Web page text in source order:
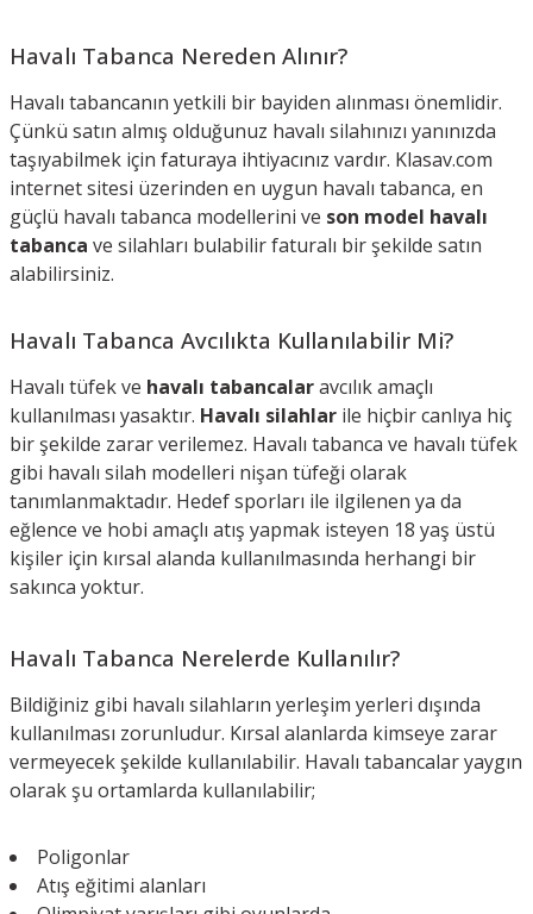
Havalı Tabanca Nereden Alınır?
Havalı tabancanın yetkili bir bayiden alınması önemlidir.
Çünkü satın almış olduğunuz havalı silahınızı yanınızda
taşıyabilmek için faturaya ihtiyacınız vardır. Klasav.com
internet sitesi üzerinden en uygun havalı tabanca, en
güçlü havalı tabanca modellerini ve son model havalı
tabanca ve silahları bulabilir faturalı bir şekilde satın
alabilirsiniz.
Havalı Tabanca Avcılıkta Kullanılabilir Mi?
Havalı tüfek ve havalı tabancalaravcılık amaçlı
kullanılması yasaktır. Havalı silahlar ile hiçbir canlıya hiç
bir şekilde zarar verilemez. Havalı tabanca ve havalı tüfek
gibi havalı silah modelleri nişan tüfeği olarak
tanımlanmaktadır. Hedef sporları ile ilgilenen ya da
eğlence ve hobi amaçlı atış yapmak isteyen 18 yaş üstü
kişiler için kırsal alanda kullanılmasında herhangi bir
sakınca yoktur.
Havalı Tabanca Nerelerde Kullanılır?
Bildiğiniz gibi havalı silahların yerleşim yerleri dışında
kullanılması zorunludur. Kırsal alanlarda kimseye zarar
vermeyecek şekilde kullanılabilir. Havalı tabancalar yaygın
olarak şu ortamlarda kullanılabilir;
Poligonlar
Atış eğitimi alanları